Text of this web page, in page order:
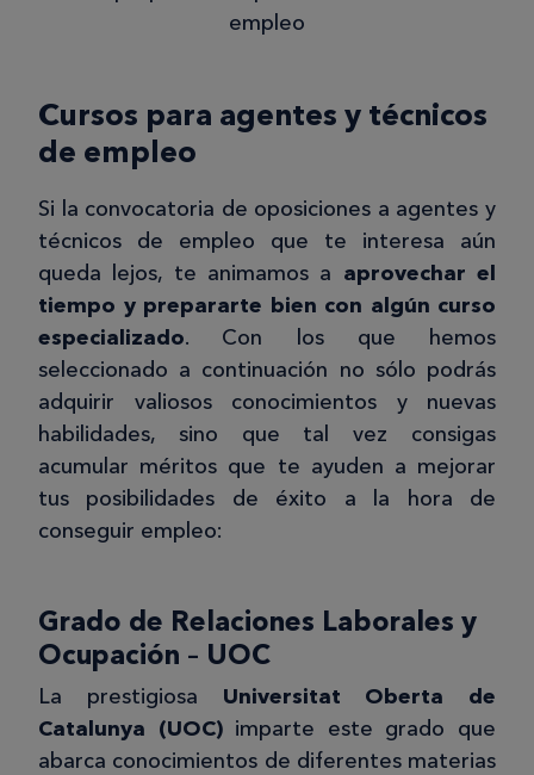
empleo
Cursos para agentes y técnicos
de empleo
Si la convocatoria de oposiciones a agentes y
técnicos de empleo que te interesa aún
queda lejos, te animamos a aprovechar el
tiempo y prepararte bien con algún curso
especializado. Con los que hemos
seleccionado a continuación no sólo podrás
adquirir valiosos conocimientos y nuevas
habilidades, sino que tal vez consigas
acumular méritos que te ayuden a mejorar
tus posibilidades de éxito a la hora de
conseguir empleo:
Grado de Relaciones Laborales y
Ocupación – UOC
La prestigiosa Universitat Oberta de
Catalunya (UOC)imparte este grado que
abarca conocimientos de diferentes materias